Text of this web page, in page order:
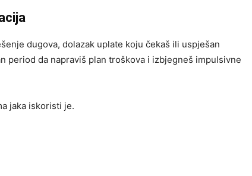
dugova, dolazak uplate koju čekaš ili uspješan
period da napraviš plan troškova i izbjegneš impulsivne
jaka iskoristi je.